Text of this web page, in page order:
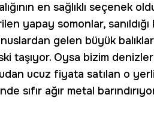
en sağlıklı seçenek
yapay somonlar, sanıldığı
gelen büyük
taşıyor. Oysa bizim
ucuz fiyata satılan o yerli
sıfır ağır metal